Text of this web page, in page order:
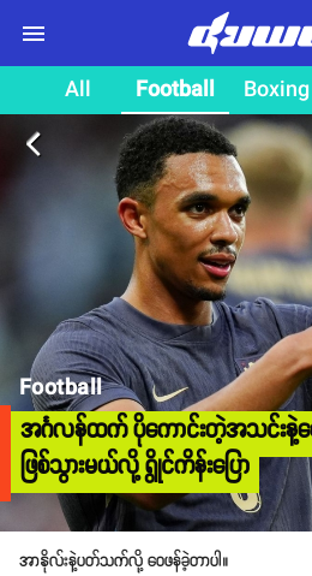
All Football
arrow_back_ios
Football
အင်္ဂလန်ထက် ပိုကောင်းတဲ့အသင်းနဲ့
ဖြစ်သွားမယ်လို့ ရွိုင်ကိန်းပြော
အာနိုလ်းနဲ့ပတ်သက်လို့ ဝေဖန်ခဲ့တာပါ။